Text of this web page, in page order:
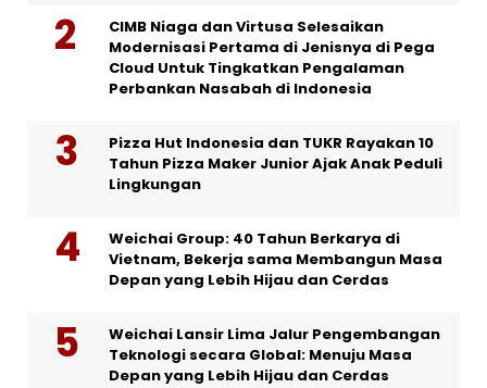
CIMB Niaga dan Virtusa Selesaikan
Modernisasi Pertama di Jenisnya di Pega
Cloud Untuk Tingkatkan Pengalaman
Perbankan Nasabah di Indonesia
Pizza Hut Indonesia dan TUKR Rayakan 10
Tahun Pizza Maker Junior Ajak Anak Peduli
Lingkungan
Weichai Group: 40 Tahun Berkarya di
Vietnam, Bekerja sama Membangun Masa
Depan yang Lebih Hijau dan Cerdas
Weichai Lansir Lima Jalur Pengembangan
Teknologi secara Global: Menuju Masa
Depan yang Lebih Hijau dan Cerdas